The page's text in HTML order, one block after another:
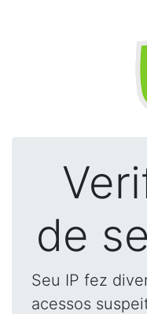
de
Seu IP fez
acessos